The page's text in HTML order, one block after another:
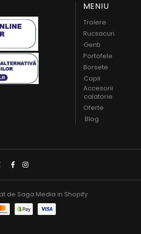
MENIU
Trolere
Rucsacuri
Genti
Portofele
Borsete
Copii
Accesorii
calatorie
Oferte
Blog
de Saga Media in Shopify